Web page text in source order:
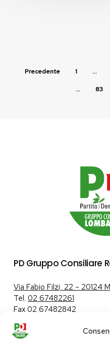
Precedente 1 …
… 83
PD Gruppo Consiliare
Via Fabio Filzi, 22 – 20124
Tel. 02 67482261
Fax 02 67482842
Tutela dei dati personali|